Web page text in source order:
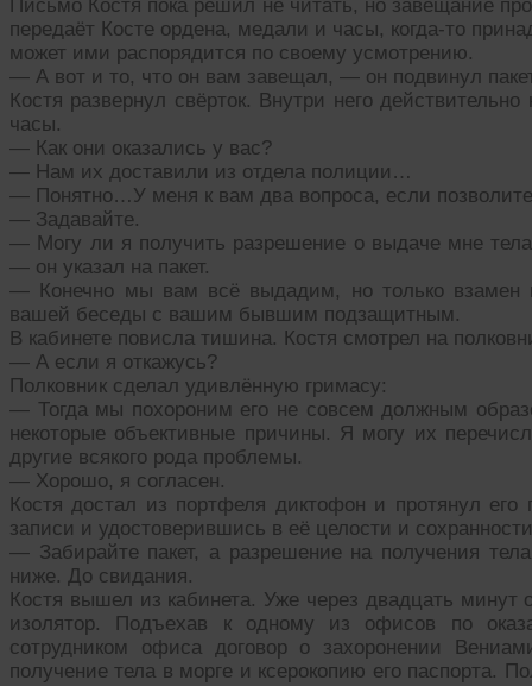
Письмо Костя пока решил не читать, но завещание
передаёт Косте ордена, медали и часы, когда-то
может ими распорядится по своему усмотрению.
— А вот и то, что он вам завещал, — он подвинул
Костя развернул свёрток. Внутри него
часы.
— Как они оказались у вас?
— Нам их доставили из отдела полиции…
— Понятно…У меня к вам два вопроса, если
— Задавайте.
— Могу ли я получить разрешение о выдаче мне
— он указал на пакет.
— Конечно мы вам всё выдадим, но только взамен
вашей беседы с вашим бывшим подзащитным.
В кабинете повисла тишина. Костя смотрел на
— А если я откажусь?
Полковник сделал удивлённую гримасу:
— Тогда мы похороним его не совсем должным
некоторые объективные причины. Я могу их
другие всякого рода проблемы.
— Хорошо, я согласен.
Костя достал из портфеля диктофон и протянул его
записи и удостоверившись в её целости и
— Забирайте пакет, а разрешение на получения
ниже. До свидания.
Костя вышел из кабинета. Уже через двадцать
изолятор. Подъехав к одному из офисов по
сотрудником офиса договор о захоронении
получение тела в морге и ксерокопию его паспорта.